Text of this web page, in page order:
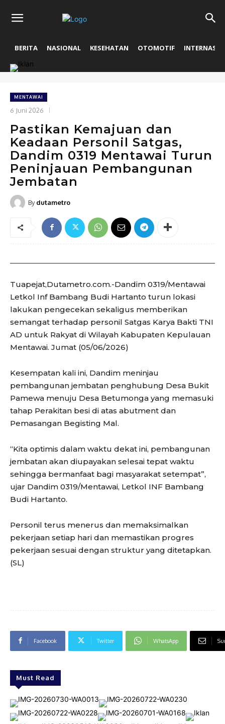
BERITA NASIONAL KESEHATAN OTOMOTIF
MENTAWAI
6 Juni 2026
Pastikan Kemajuan dan
Keadaan Personil Satgas,
Dandim 0319 Mentawai Turun
Peninjauan Pembangunan
Jembatan
By dutametro
Tuapejat,Dutametro.com.-Dandim 0319/Mentawai
Letkol Inf Bambang Budi Hartanto turun lokasi
lakukan pengecekan sekaligus memberikan
semangat terhadap personil Satgas Karya Bakti TNI
AD untuk Rakyat di Wilayah Kabupaten Kepulauan
Mentawai. Jumat (05/06/2026)
Kesempatan kali ini, Dandim meninjau
pembangunan jembatan penghubung Desa Bukit
Pamewa menuju Desa Betumonga yang memasuki
tahap Perakitan besi di atas abutment dan
Pemasangan Begisting Mal.
“Kita optimis dalam waktu dekat ini, pembangunan
jembatan akan diupayakan selesai tepat waktu
sehingga bermanfaat bagi masyarakat setempat”,
ujar Dandim 0319/Mentawai, Letkol INF Bambang
Budi Hartanto.
Personil terus menerus dan memaksimalkan
pekerjaan setiap hari dan memastikan progres
pekerjaan sesuai dengan struktur yang ditetapkan.
(SL)
Facebook Twitter WhatsApp
Must Read